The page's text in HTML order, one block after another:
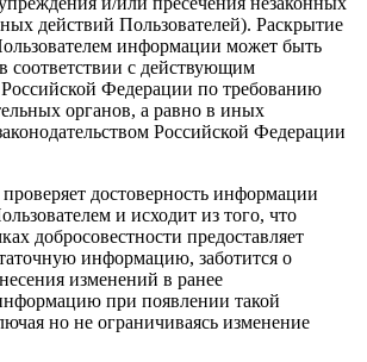
действий Пользователей). Раскрытие
информации может быть
соответствии с действующим
Российской Федерации по требованию
органов, а равно в иных
Российской Федерации
достоверность информации
и исходит из того, что
добросовестности предоставляет
информацию, заботится о
изменений в ранее
при появлении такой
но не ограничиваясь изменение